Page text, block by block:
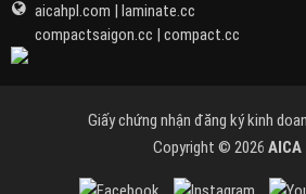
aicahpl.com | laminate.cc
compactsaigon.cc | compact.cc
Giấy chứng nhận đăng ký kinh
Copyright © 2026 AICA